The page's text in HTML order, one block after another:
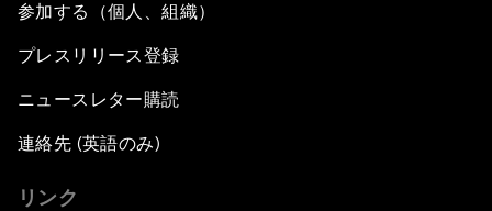
参加する（個人、組織）
プレスリリース登録
ニュースレター購読
連絡先 (英語のみ)
リンク